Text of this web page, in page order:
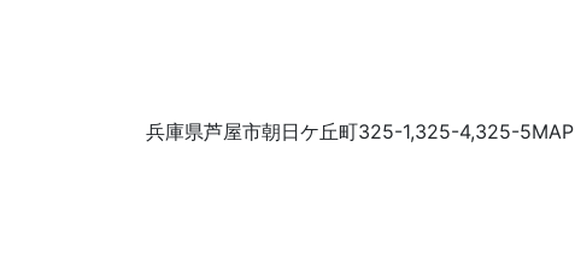
兵庫県芦屋市朝日ケ丘町325-1,325-4,325-5MAP